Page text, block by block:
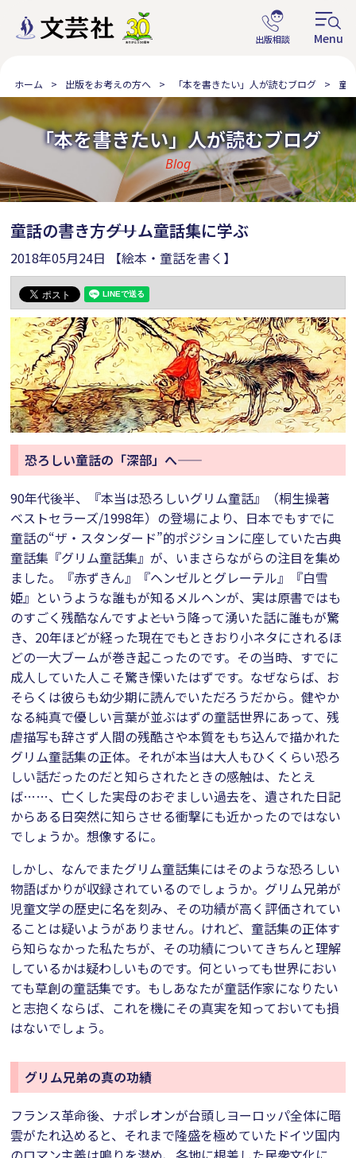
ホーム 出版をお考えの方へ 「本を書きたい」人が読むブログ 童
「本を書きたい」人が読むブログ
Blog
童話の書き方――グリム童話集に学ぶ
2018年05月24日 【絵本・童話を書く】
恐ろしい童話の「深部」へ――
90年代後半、『本当は恐ろしいグリム童話』（桐生操著
ベストセラーズ/1998年）の登場により、日本でもすでに
童話の“ザ・スタンダード”的ポジションに座していた古典
童話集『グリム童話集』が、いまさらながらの注目を集め
ました。『赤ずきん』『ヘンゼルとグレーテル』『白雪
姫』というような誰もが知るメルヘンが、実は原書ではも
のすごく残酷なんですよ――という降って湧いた話に誰もが驚
き、20年ほどが経った現在でもときおり小ネタにされるほ
どの一大ブームが巻き起こったのです。その当時、すでに
成人していた人こそ驚き慄いたはずです。なぜならば、お
そらくは彼らも幼少期に読んでいただろうだから。健やか
なる純真で優しい言葉が並ぶはずの童話世界にあって、残
虐描写も辞さず人間の残酷さや本質をもち込んで描かれた
グリム童話集の正体。それが本当は大人もひくくらい恐ろ
しい話だったのだと知らされたときの感触は、たとえ
ば……、亡くした実母のおぞましい過去を、遺された日記
からある日突然に知らさせる衝撃にも近かったのではない
でしょうか。想像するに。
しかし、なんでまたグリム童話集にはそのような恐ろしい
物語ばかりが収録されているのでしょうか。グリム兄弟が
児童文学の歴史に名を刻み、その功績が高く評価されてい
ることは疑いようがありません。けれど、童話集の正体す
ら知らなかった私たちが、その功績についてきちんと理解
しているかは疑わしいものです。何といっても世界におい
ても草創の童話集です。もしあなたが童話作家になりたい
と志抱くならば、これを機にその真実を知っておいても損
はないでしょう。
グリム兄弟の真の功績
フランス革命後、ナポレオンが台頭しヨーロッパ全体に暗
雲がたれ込めると、それまで隆盛を極めていたドイツ国内